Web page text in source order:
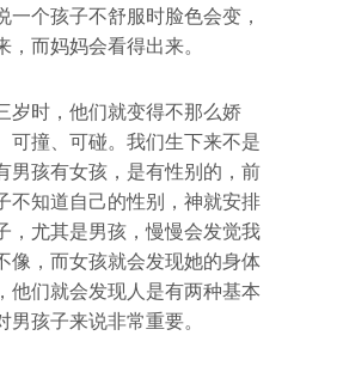
一个孩子不舒服时脸色会变，
，而妈妈会看得出来。
岁时，他们就变得不那么娇
可撞、可碰。我们生下来不是
男孩有女孩，是有性别的，前
不知道自己的性别，神就安排
，尤其是男孩，慢慢会发觉我
像，而女孩就会发现她的身体
他们就会发现人是有两种基本
男孩子来说非常重要。